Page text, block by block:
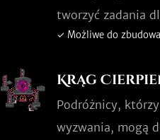
tworzyć zadania
✓ Możliwe do
Krąg
Podróżnicy,
wyzwania, mogą